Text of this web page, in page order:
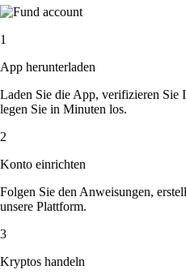
1
App herunterladen
Laden Sie die App, verifizieren Sie
legen Sie in Minuten los.
2
Konto einrichten
Folgen Sie den Anweisungen,
unsere Plattform.
3
Kryptos handeln